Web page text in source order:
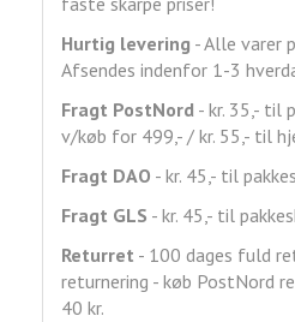
Hurtig levering - Alle varer
Afsendes indenfor 1-3
Fragt PostNord - kr. 35,- til
v/køb for 499,- / kr. 55,- til
Fragt DAO - kr. 45,- til
Fragt GLS - kr. 45,- til
Returret - 100 dages fuld
returnering - køb PostNord
40 kr.